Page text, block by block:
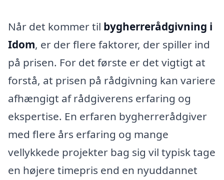
Når det kommer til bygherrerådgivning i
Idom, er der flere faktorer, der spiller ind
på prisen. For det første er det vigtigt at
forstå, at prisen på rådgivning kan variere
afhængigt af rådgiverens erfaring og
ekspertise. En erfaren bygherrerådgiver
med flere års erfaring og mange
vellykkede projekter bag sig vil typisk tage
en højere timepris end en nyuddannet